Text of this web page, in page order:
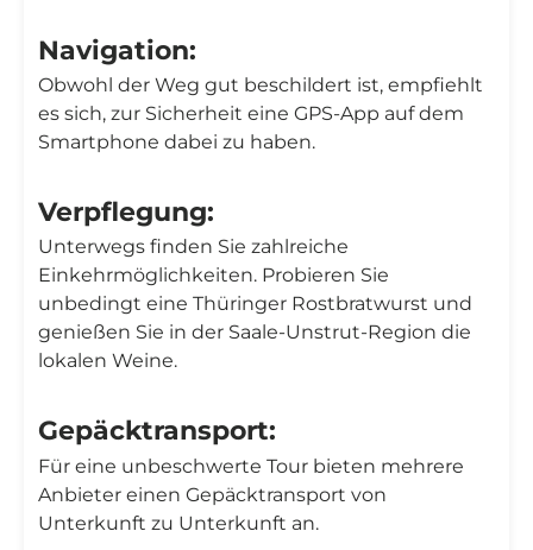
Navigation:
Obwohl der Weg gut beschildert ist, empfiehlt
es sich, zur Sicherheit eine GPS-App auf dem
Smartphone dabei zu haben.
Verpflegung:
Unterwegs finden Sie zahlreiche
Einkehrmöglichkeiten. Probieren Sie
unbedingt eine Thüringer Rostbratwurst und
genießen Sie in der Saale-Unstrut-Region die
lokalen Weine.
Gepäcktransport:
Für eine unbeschwerte Tour bieten mehrere
Anbieter einen Gepäcktransport von
Unterkunft zu Unterkunft an.